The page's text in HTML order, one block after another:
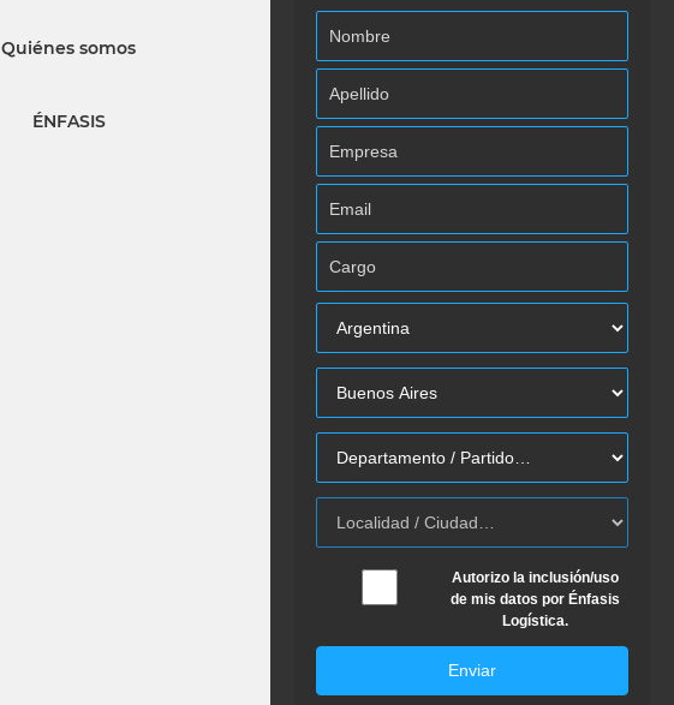
Quiénes somos
ÉNFASIS
Autorizo la inclusión/uso
de mis datos por Énfasis
Logística.
Enviar